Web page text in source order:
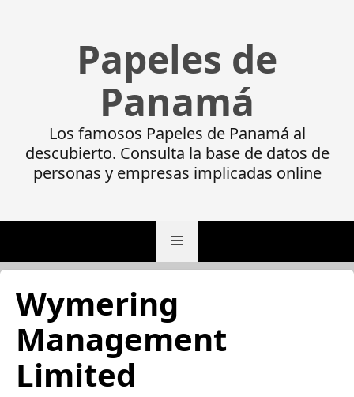
Papeles de
Panamá
Los famosos Papeles de Panamá al
descubierto. Consulta la base de datos de
personas y empresas implicadas online
Wymering
Management
Limited